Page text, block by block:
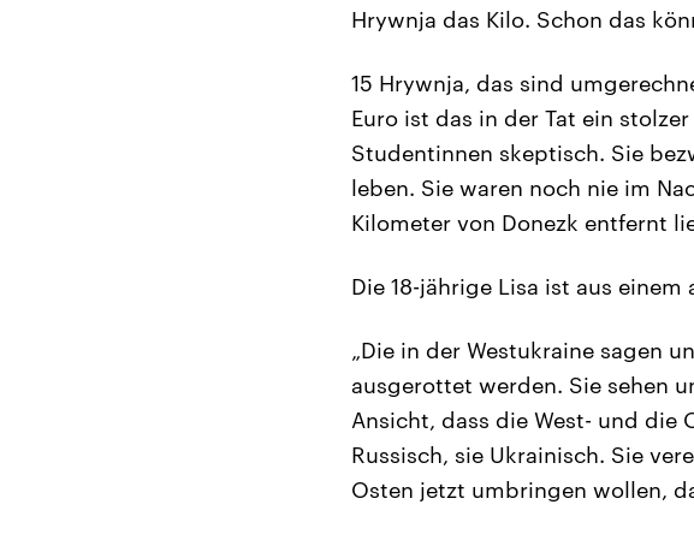
Hrywnja das Kilo. Schon das
15 Hrywnja, das sind
Euro ist das in der Tat ein
Studentinnen skeptisch. Sie
leben. Sie waren noch nie im
Kilometer von Donezk entfernt
Die 18-jährige Lisa ist aus
„Die in der Westukraine sagen
ausgerottet werden. Sie sehen
Ansicht, dass die West- und die
Russisch, sie Ukrainisch. Sie
Osten jetzt umbringen wollen,